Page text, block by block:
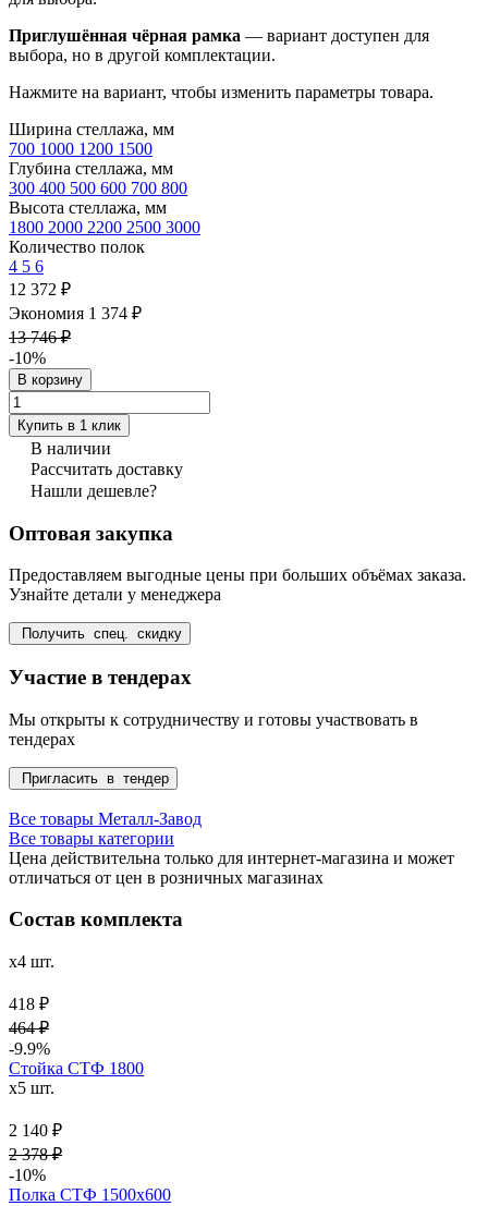
Приглушённая чёрная рамка — вариант доступен для
выбора, но в другой комплектации.
Нажмите на вариант, чтобы изменить параметры товара.
Ширина стеллажа, мм
700 1000 1200 1500
Глубина стеллажа, мм
300 400 500 600 700 800
Высота стеллажа, мм
1800 2000 2200 2500 3000
Количество полок
4 5 6
12 372 ₽
Экономия 1 374 ₽
13 746 ₽
-10%
В корзину
Купить в 1 клик
В наличии
Рассчитать доставку
Нашли дешевле?
Оптовая закупка
Предоставляем выгодные цены при больших объёмах заказа.
Узнайте детали у менеджера
Получить спец. скидку
Участие в тендерах
Мы открыты к сотрудничеству и готовы участвовать в
тендерах
Пригласить в тендер
Все товары Металл-Завод
Все товары категории
Цена действительна только для интернет-магазина и может
отличаться от цен в розничных магазинах
Состав комплекта
x4 шт.
418 ₽
464 ₽
-9.9%
Стойка СТФ 1800
x5 шт.
2 140 ₽
2 378 ₽
-10%
Полка СТФ 1500х600